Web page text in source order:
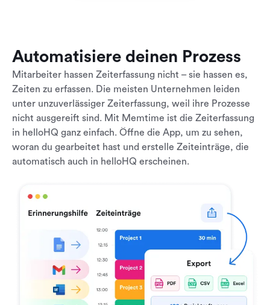
Automatisiere deinen Prozess
Mitarbeiter hassen Zeiterfassung nicht – sie hassen es,
Zeiten zu erfassen. Die meisten Unternehmen leiden
unter unzuverlässiger Zeiterfassung, weil ihre Prozesse
nicht ausgereift sind. Mit Memtime ist die Zeiterfassung
in helloHQ ganz einfach. Öffne die App, um zu sehen,
woran du gearbeitet hast und erstelle Zeiteinträge, die
automatisch auch in helloHQ erscheinen.